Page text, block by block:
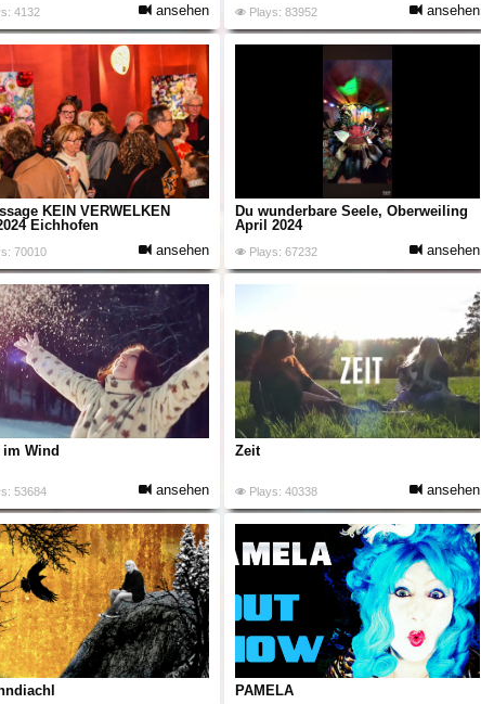
4132 ansehen Plays: 83952 ansehen
KEIN VERWELKEN
Eichhofen
70010 ansehen
Du wunderbare Seele, Oberweiling
April 2024
Plays: 67232 ansehen
im Wind
53684 ansehen
Zeit
Plays: 40338 ansehen
PAMELA